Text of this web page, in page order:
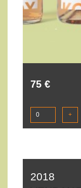
75 €
+
2018